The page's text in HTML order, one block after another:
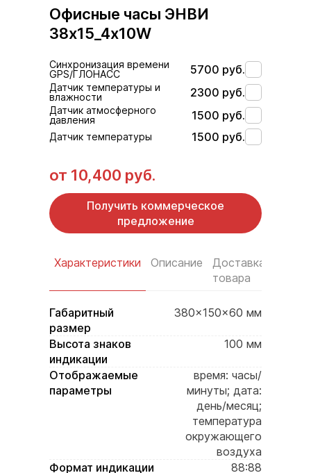
Характеристики Описание
Доставка
товара
Габаритный
размер
380×150×60 мм
Высота знаков
индикации
100 мм
Отображаемые
параметры
время: часы/
минуты; дата:
день/месяц;
температура
окружающего
воздуха
Формат индикации
88:88
Офисные часы ЭНВИ
38х15_4х10W
от 10,400 руб.
Получить коммерческое
предложение
Синхронизация времени
GPS/ГЛОНАСС
5700 руб.
Датчик температуры и
влажности
2300 руб.
Датчик атмосферного
давления
1500 руб.
Датчик температуры 1500 руб.